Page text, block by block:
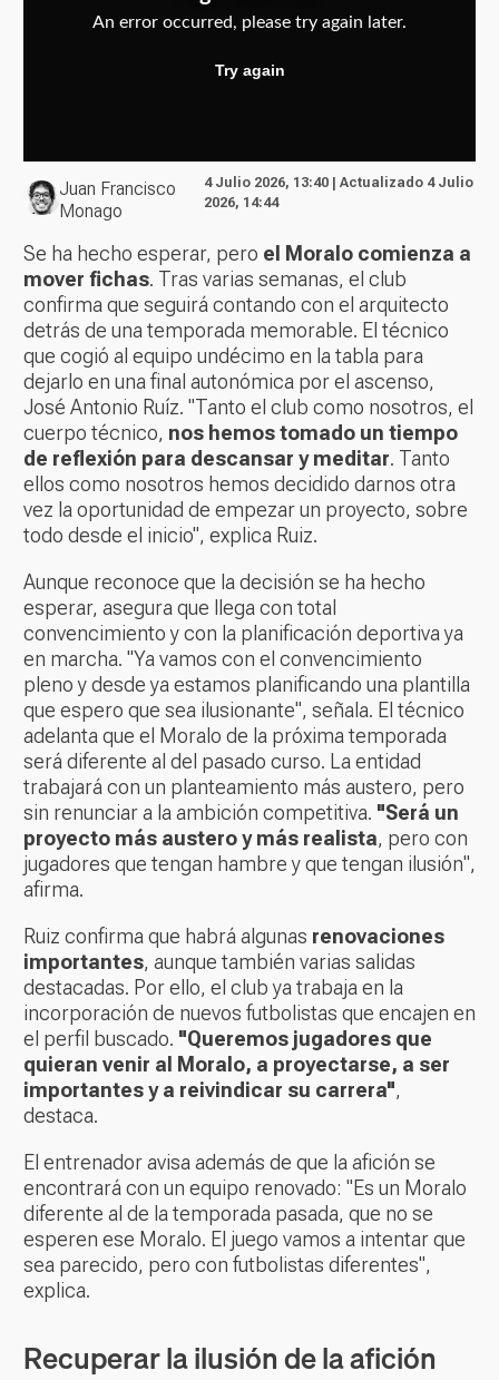
Juan Francisco
Monago
4 Julio 2026, 13:40 | Actualizado 4 Julio
2026, 14:44
Se ha hecho esperar, pero el Moralo comienza a
mover fichas. Tras varias semanas, el club
confirma que seguirá contando con el arquitecto
detrás de una temporada memorable. El técnico
que cogió al equipo undécimo en la tabla para
dejarlo en una final autonómica por el ascenso,
José Antonio Ruíz. "Tanto el club como nosotros, el
cuerpo técnico, nos hemos tomado un tiempo
de reflexión para descansar y meditar. Tanto
ellos como nosotros hemos decidido darnos otra
vez la oportunidad de empezar un proyecto, sobre
todo desde el inicio", explica Ruiz.
Aunque reconoce que la decisión se ha hecho
esperar, asegura que llega con total
convencimiento y con la planificación deportiva ya
en marcha. "Ya vamos con el convencimiento
pleno y desde ya estamos planificando una plantilla
que espero que sea ilusionante", señala. El técnico
adelanta que el Moralo de la próxima temporada
será diferente al del pasado curso. La entidad
trabajará con un planteamiento más austero, pero
sin renunciar a la ambición competitiva. "Será un
proyecto más austero y más realista, pero con
jugadores que tengan hambre y que tengan ilusión",
afirma.
Ruiz confirma que habrá algunas renovaciones
importantes, aunque también varias salidas
destacadas. Por ello, el club ya trabaja en la
incorporación de nuevos futbolistas que encajen en
el perfil buscado. "Queremos jugadores que
quieran venir al Moralo, a proyectarse, a ser
importantes y a reivindicar su carrera",
destaca.
El entrenador avisa además de que la afición se
encontrará con un equipo renovado: "Es un Moralo
diferente al de la temporada pasada, que no se
esperen ese Moralo. El juego vamos a intentar que
sea parecido, pero con futbolistas diferentes",
explica.
Recuperar la ilusión de la afición